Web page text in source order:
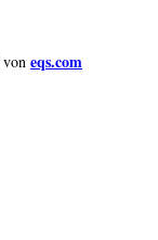
von eqs.com